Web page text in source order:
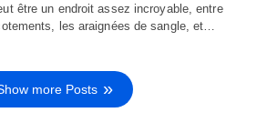
être un endroit assez incroyable, entre
les araignées de sangle, et…
more Posts